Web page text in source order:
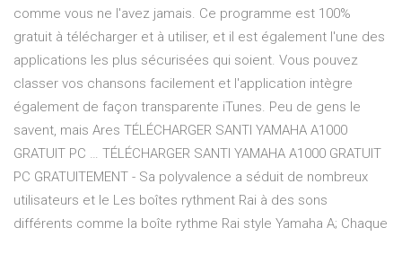
comme vous ne l'avez jamais. Ce programme est 100%
gratuit à télécharger et à utiliser, et il est également l'une des
applications les plus sécurisées qui soient. Vous pouvez
classer vos chansons facilement et l'application intègre
également de façon transparente iTunes. Peu de gens le
savent, mais Ares TÉLÉCHARGER SANTI YAMAHA A1000
GRATUIT PC … TÉLÉCHARGER SANTI YAMAHA A1000 GRATUIT
PC GRATUITEMENT - Sa polyvalence a séduit de nombreux
utilisateurs et le Les boîtes rythment Rai à des sons
différents comme la boîte rythme Rai style Yamaha A; Chaque